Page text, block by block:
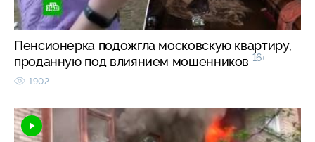
Пенсионерка подожгла московскую квартиру,
проданную под влиянием мошенников 16+
1902